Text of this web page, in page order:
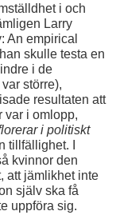
i och
Larry
An empirical
skulle testa en
i de
större),
resultaten att
var i omlopp,
i politiskt
tillfällighet. I
kvinnor den
att jämlikhet inte
själv ska få
uppföra sig.